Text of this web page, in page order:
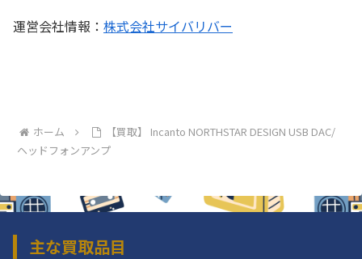
運営会社情報： 株式会社サイバリバー
ホーム
【買取】 Incanto NORTHSTAR DESIGN USB DAC/
ヘッドフォンアンプ
主な買取品目